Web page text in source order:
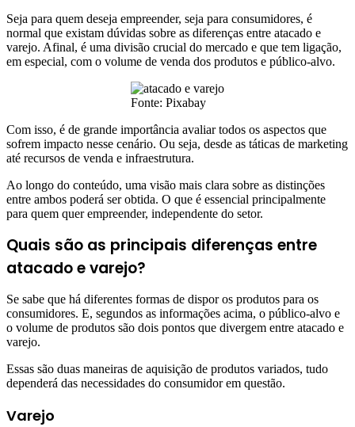
Seja para quem deseja empreender, seja para consumidores, é
normal que existam dúvidas sobre as diferenças entre atacado e
varejo. Afinal, é uma divisão crucial do mercado e que tem ligação,
em especial, com o volume de venda dos produtos e público-alvo.
Fonte: Pixabay
Com isso, é de grande importância avaliar todos os aspectos que
sofrem impacto nesse cenário. Ou seja, desde as táticas de marketing
até recursos de venda e infraestrutura.
Ao longo do conteúdo, uma visão mais clara sobre as distinções
entre ambos poderá ser obtida. O que é essencial principalmente
para quem quer empreender, independente do setor.
Quais são as principais diferenças entre
atacado e varejo?
Se sabe que há diferentes formas de dispor os produtos para os
consumidores. E, segundos as informações acima, o público-alvo e
o volume de produtos são dois pontos que divergem entre atacado e
varejo.
Essas são duas maneiras de aquisição de produtos variados, tudo
dependerá das necessidades do consumidor em questão.
Varejo